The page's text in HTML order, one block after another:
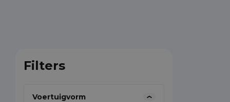
Filters
Voertuigvorm